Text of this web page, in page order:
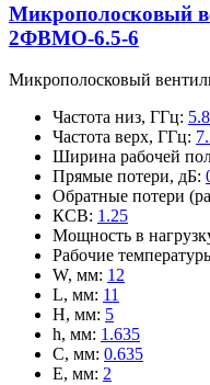
Микрополосковый
2ФВМO-6.5-6
Микрополосковый
Частота низ, ГГц: 5.8
Частота верх, ГГц:
Ширина рабочей
Прямые потери, дБ:
Обратные потери
КСВ: 1.25
Мощность в
Рабочие
W, мм: 12
L, мм: 11
H, мм: 5
h, мм: 1.635
C, мм: 0.635
E, мм: 2